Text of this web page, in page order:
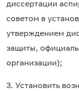
диссертации
советом в
утверждением
защиты,
организации);
3. Установить